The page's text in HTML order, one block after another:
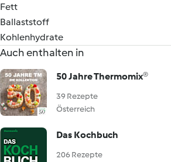
Fett
Ballaststoff
Kohlenhydrate
Auch enthalten in
50 Jahre Thermomix®
39 Rezepte
Österreich
Das Kochbuch
206 Rezepte